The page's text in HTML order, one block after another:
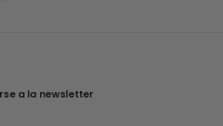
a la newsletter